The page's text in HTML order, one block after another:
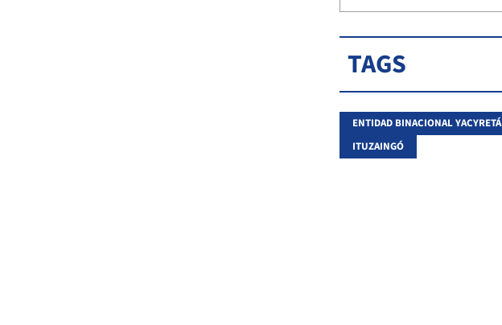
TAGS
ENTIDAD BINACIONAL YACYRETÁ
ITUZAINGÓ